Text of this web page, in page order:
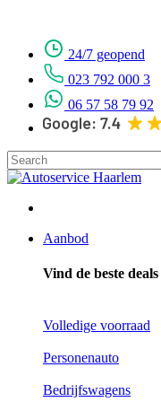
content
24/7 geopend
023 792 000 3
06 57 58 79 92
Close
Menu Aanbod
Vind de beste deals
Volledige voorraad
Personenauto
Bedrijfswagens